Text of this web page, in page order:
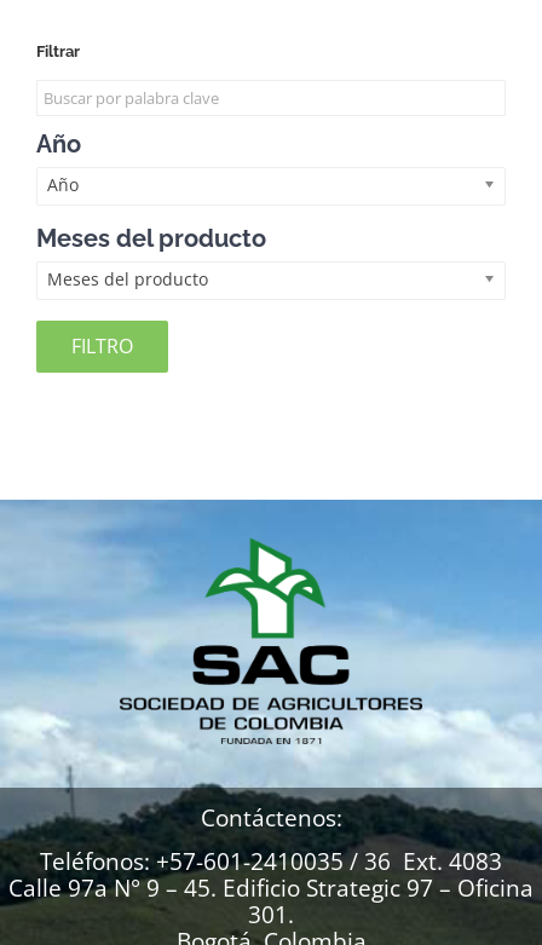
Filtrar
Año
Año
Meses del producto
Meses del producto
FILTRO
Contáctenos:
Teléfonos: +57-601-2410035 / 36 Ext. 4083
Calle 97a N° 9 – 45. Edificio Strategic 97 – Oficina
301.